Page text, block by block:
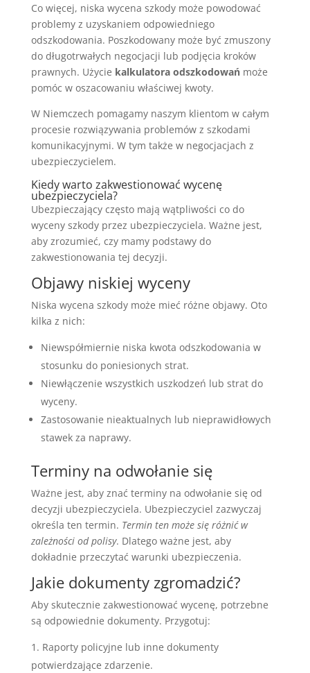
Co więcej, niska wycena szkody może powodować
problemy z uzyskaniem odpowiedniego
odszkodowania. Poszkodowany może być zmuszony
do długotrwałych negocjacji lub podjęcia kroków
prawnych. Użycie kalkulatora odszkodowańmoże
pomóc w oszacowaniu właściwej kwoty.
W Niemczech pomagamy naszym klientom w całym
procesie rozwiązywania problemów z szkodami
komunikacyjnymi. W tym także w negocjacjach z
ubezpieczycielem.
Kiedy warto zakwestionować wycenę
ubezpieczyciela?
Ubezpieczający często mają wątpliwości co do
wyceny szkody przez ubezpieczyciela. Ważne jest,
aby zrozumieć, czy mamy podstawy do
zakwestionowania tej decyzji.
Objawy niskiej wyceny
Niska wycena szkody może mieć różne objawy. Oto
kilka z nich:
Niewspółmiernie niska kwota odszkodowania w
stosunku do poniesionych strat.
Niewłączenie wszystkich uszkodzeń lub strat do
wyceny.
Zastosowanie nieaktualnych lub nieprawidłowych
stawek za naprawy.
Terminy na odwołanie się
Ważne jest, aby znać terminy na odwołanie się od
decyzji ubezpieczyciela. Ubezpieczyciel zazwyczaj
określa ten termin. Termin ten może się różnić w
zależności od polisy. Dlatego ważne jest, aby
dokładnie przeczytać warunki ubezpieczenia.
Jakie dokumenty zgromadzić?
Aby skutecznie zakwestionować wycenę, potrzebne
są odpowiednie dokumenty. Przygotuj:
Raporty policyjne lub inne dokumenty
potwierdzające zdarzenie.